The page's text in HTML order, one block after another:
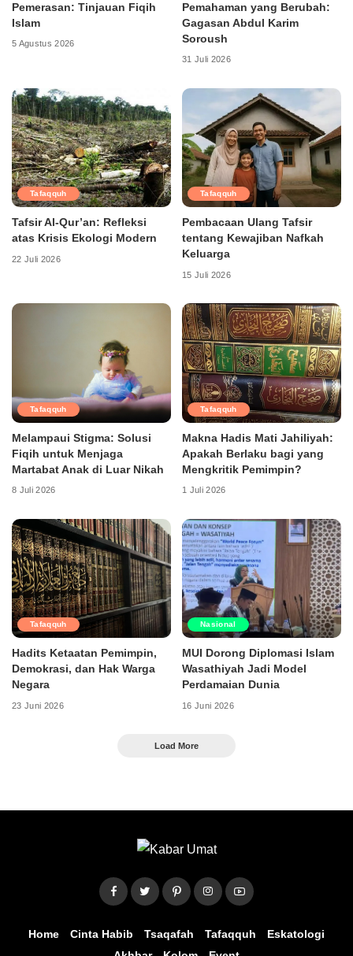
Pemerasan: Tinjauan Fiqih
Islam
5 Agustus 2026
Pemahaman yang Berubah:
Gagasan Abdul Karim
Soroush
31 Juli 2026
Tafaqquh
Tafsir Al-Qur’an: Refleksi
atas Krisis Ekologi Modern
22 Juli 2026
Tafaqquh
Pembacaan Ulang Tafsir
tentang Kewajiban Nafkah
Keluarga
15 Juli 2026
Tafaqquh
Melampaui Stigma: Solusi
Fiqih untuk Menjaga
Martabat Anak di Luar Nikah
8 Juli 2026
Tafaqquh
Makna Hadis Mati Jahiliyah:
Apakah Berlaku bagi yang
Mengkritik Pemimpin?
1 Juli 2026
Tafaqquh
Hadits Ketaatan Pemimpin,
Demokrasi, dan Hak Warga
Negara
23 Juni 2026
Nasional
MUI Dorong Diplomasi Islam
Wasathiyah Jadi Model
Perdamaian Dunia
16 Juni 2026
Load More
Home Cinta Habib Tsaqafah Tafaqquh
Eskatologi